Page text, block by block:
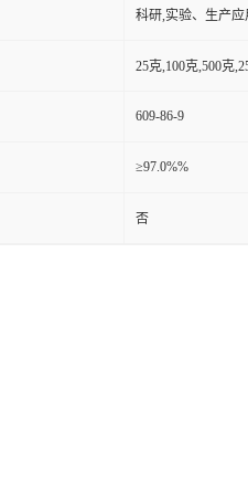
科研,实验、生产应
25克,100克,500克
609-86-9
≥97.0%%
否